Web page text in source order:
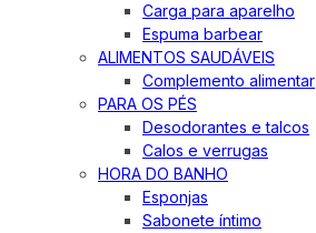
Carga para aparelho
Espuma barbear
ALIMENTOS SAUDÁVEIS
Complemento alimentar
PARA OS PÉS
Desodorantes e talcos
Calos e verrugas
HORA DO BANHO
Esponjas
Sabonete íntimo